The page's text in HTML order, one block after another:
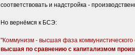
соответствовать и надстройка -
Но вернёмся к БСЭ:
"Коммунизм - высшая фаза
высшая по сравнению с капитализмом